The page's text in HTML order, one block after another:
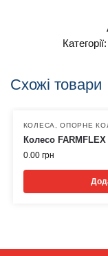
Категорії:
Схожі товари
КОЛЕСА ,ОПОРНЕ
Колесо
0.00 грн